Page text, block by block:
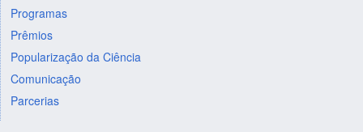
Programas
Prêmios
Popularização da Ciência
Comunicação
Parcerias